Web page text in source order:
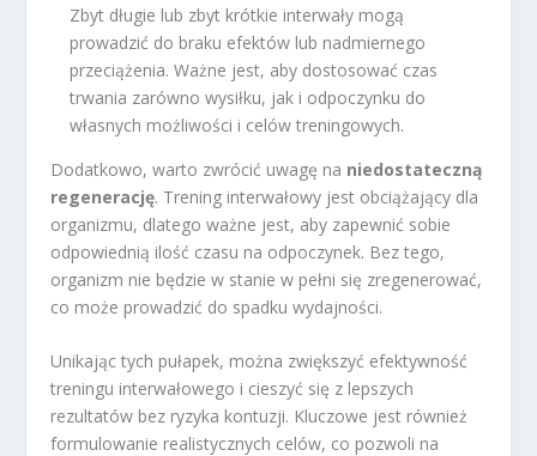
Zbyt długie lub zbyt krótkie interwały mogą
prowadzić do braku efektów lub nadmiernego
przeciążenia. Ważne jest, aby dostosować czas
trwania zarówno wysiłku, jak i odpoczynku do
własnych możliwości i celów treningowych.
Dodatkowo, warto zwrócić uwagę na niedostateczną
regenerację. Trening interwałowy jest obciążający dla
organizmu, dlatego ważne jest, aby zapewnić sobie
odpowiednią ilość czasu na odpoczynek. Bez tego,
organizm nie będzie w stanie w pełni się zregenerować,
co może prowadzić do spadku wydajności.
Unikając tych pułapek, można zwiększyć efektywność
treningu interwałowego i cieszyć się z lepszych
rezultatów bez ryzyka kontuzji. Kluczowe jest również
formulowanie realistycznych celów, co pozwoli na